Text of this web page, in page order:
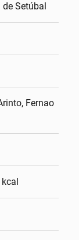
Setúbal
Fernao